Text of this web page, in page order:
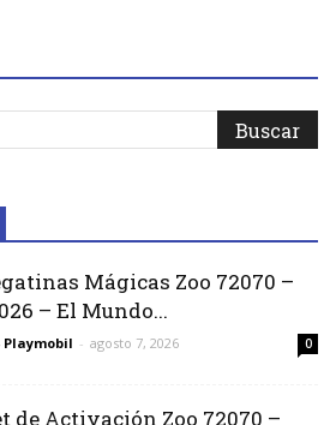
Mágicas Zoo 72070 –
– El Mundo...
Playmobil - agosto 7, 2026 0
de Activación Zoo 72070 –